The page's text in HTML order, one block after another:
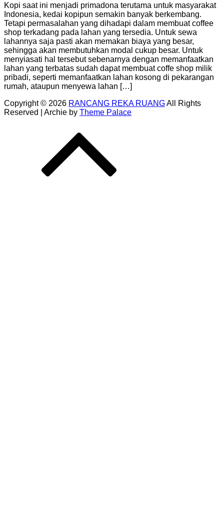
Kopi saat ini menjadi primadona terutama untuk masyarakat
Indonesia, kedai kopipun semakin banyak berkembang.
Tetapi permasalahan yang dihadapi dalam membuat coffee
shop terkadang pada lahan yang tersedia. Untuk sewa
lahannya saja pasti akan memakan biaya yang besar,
sehingga akan membutuhkan modal cukup besar. Untuk
menyiasati hal tersebut sebenarnya dengan memanfaatkan
lahan yang terbatas sudah dapat membuat coffe shop milik
pribadi, seperti memanfaatkan lahan kosong di pekarangan
rumah, ataupun menyewa lahan […]
Copyright © 2026 RANCANG REKA RUANGAll Rights
Reserved | Archie by Theme Palace